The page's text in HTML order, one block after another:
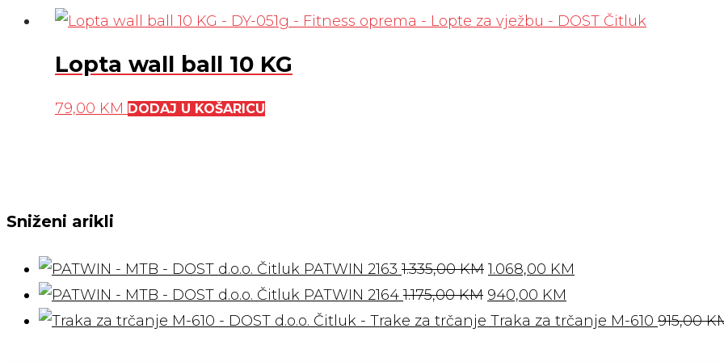
Lopta wall ball 10 KG
79,00 KM DODAJ U KOŠARICU
Sniženi arikli
PATWIN 2163 1.335,00KM Izvorna
cijena
bila
1.068,00 KM
je:
PATWIN 2164 1.175,00KM Izvorna
cijena
940,00 KM
cijena
Traka za trčanje M-610 915,00